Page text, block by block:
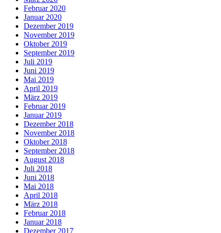
Februar 2020
Januar 2020
Dezember 2019
November 2019
Oktober 2019
September 2019
Juli 2019
Juni 2019
Mai 2019
April 2019
März 2019
Februar 2019
Januar 2019
Dezember 2018
November 2018
Oktober 2018
September 2018
August 2018
Juli 2018
Juni 2018
Mai 2018
April 2018
März 2018
Februar 2018
Januar 2018
Dezember 2017